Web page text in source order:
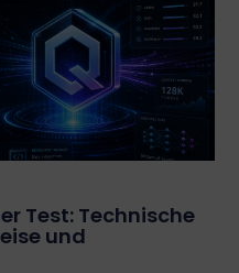
Test: Technische
und